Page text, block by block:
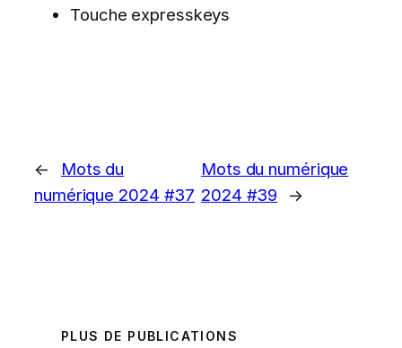
Touche expresskeys
←
Mots du
numérique 2024 #37
Mots du numérique
2024 #39
→
PLUS DE PUBLICATIONS